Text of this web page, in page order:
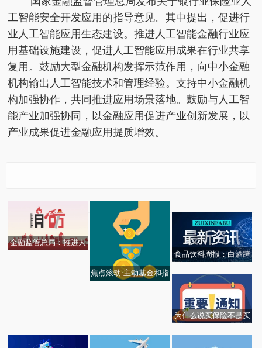
工智能安全开发应用的指导意见。其中提出，促进行
业人工智能应用生态建设。推进人工智能金融行业应
用基础设施建设，促进人工智能应用成果在行业共享
复用。鼓励大型金融机构发挥示范作用，向中小金融
机构输出人工智能技术和管理经验。支持中小金融机
构加强协作，共同推进应用场景落地。鼓励与人工智
能产业加强协同，以金融应用促进产业创新发展，以
产业成果促进金融应用提质增效。
金融监管总局：推进人
焦点滚动:主动基金和指
食品饮料周报：白酒跨
世界杯
为什么说买保险不是买